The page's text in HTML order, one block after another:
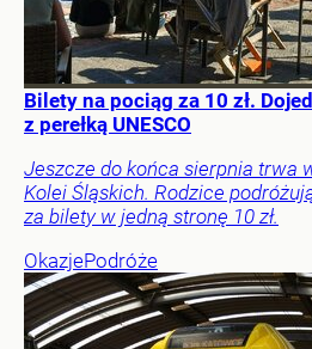
Bilety na pociąg za 10 zł.
z perełką UNESCO
Jeszcze do końca sierpnia trwa
Kolei Śląskich. Rodzice
za bilety w jedną stronę 10 zł.
OkazjePodróże